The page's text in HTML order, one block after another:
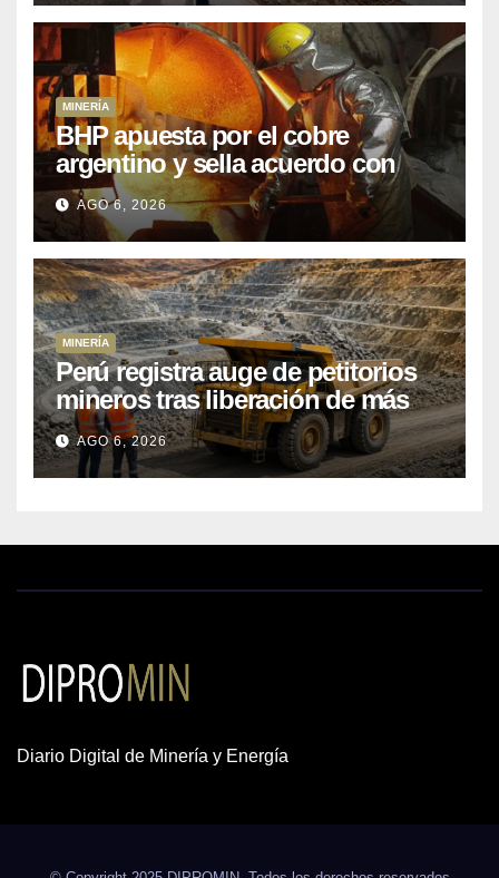
MINERÍA
BHP apuesta por el cobre
argentino y sella acuerdo con
Kobrea para siete proyecto
AGO 6, 2026
MINERÍA
Perú registra auge de petitorios
mineros tras liberación de más
de mil concesiones para explorar
cobre y oro
AGO 6, 2026
Diario Digital de Minería y Energía